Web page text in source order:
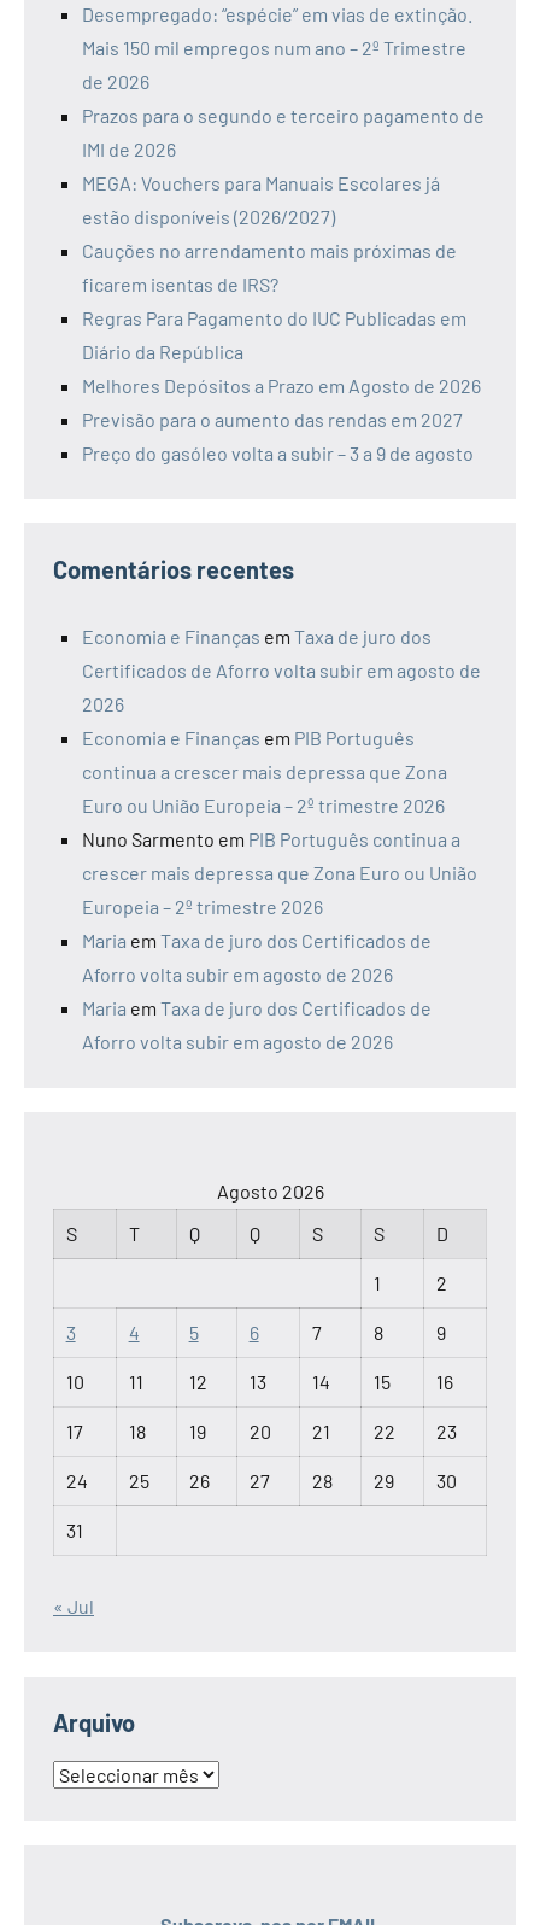
Desempregado: “espécie” em vias de extinção.
Mais 150 mil empregos num ano – 2º Trimestre
de 2026
Prazos para o segundo e terceiro pagamento de
IMI de 2026
MEGA: Vouchers para Manuais Escolares já
estão disponíveis (2026/2027)
Cauções no arrendamento mais próximas de
ficarem isentas de IRS?
Regras Para Pagamento do IUC Publicadas em
Diário da República
Melhores Depósitos a Prazo em Agosto de 2026
Previsão para o aumento das rendas em 2027
Preço do gasóleo volta a subir – 3 a 9 de agosto
Comentários recentes
Economia e Finanças em Taxa de juro dos
Certificados de Aforro volta subir em agosto de
2026
Economia e Finanças em PIB Português
continua a crescer mais depressa que Zona
Euro ou União Europeia – 2º trimestre 2026
Nuno Sarmento em PIB Português continua a
crescer mais depressa que Zona Euro ou União
Europeia – 2º trimestre 2026
Maria em Taxa de juro dos Certificados de
Aforro volta subir em agosto de 2026
Maria em Taxa de juro dos Certificados de
Aforro volta subir em agosto de 2026
Agosto 2026
S
T Q Q S S D
1 2
3 4 5 6 7 8 9
10 11 12 13 14 15 16
17 18 19 20 21 22 23
24 25 26 27 28 29 30
31
« Jul
Arquivo
Arquivo